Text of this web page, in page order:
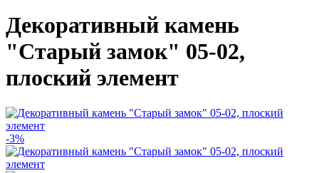
Декоративный камень
"Старый замок" 05-02,
плоский элемент
-3%